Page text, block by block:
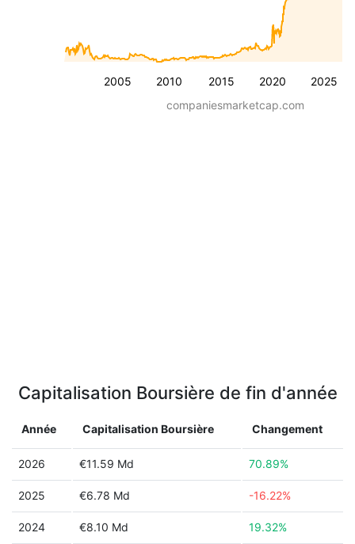
2005 2010 2015 2020 2025
companiesmarketcap.com
Capitalisation Boursière de fin d'année
Année Capitalisation Boursière Changement
2026 €11.59 Md 70.89%
2025 €6.78 Md -16.22%
2024 €8.10 Md 19.32%